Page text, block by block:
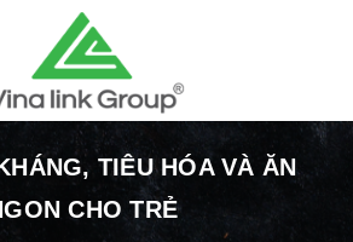
TIÊU HÓA VÀ ĂN
CHO TRẺ